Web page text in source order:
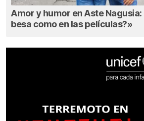
Amor y humor en Aste Nagusia:
besa como en las películas?»